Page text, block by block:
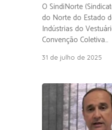
O SindiNorte
do Norte do Estado
Indústrias do
Convenção Coletiva…
31 de julho de 2025